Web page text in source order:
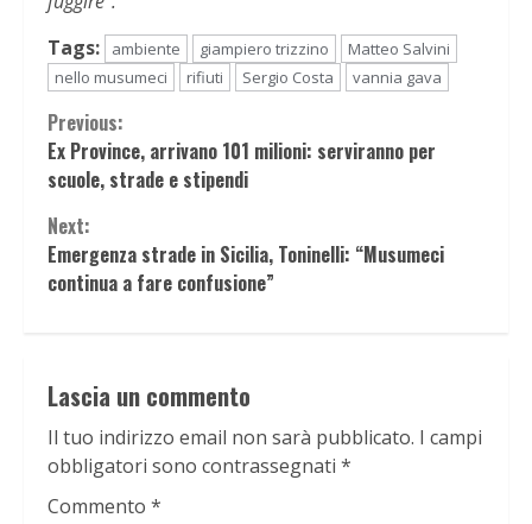
Tags:
ambiente giampiero trizzino
Matteo Salvini
nello musumeci
rifiuti Sergio Costa vannia gava
Continue
Reading
Previous:
Ex Province, arrivano 101 milioni: serviranno per
scuole, strade e stipendi
Next:
Emergenza strade in Sicilia, Toninelli: “Musumeci
continua a fare confusione”
Lascia un commento
Il tuo indirizzo email non sarà pubblicato. I campi
obbligatori sono contrassegnati *
Commento *